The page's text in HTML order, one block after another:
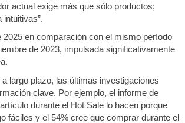
actual exige más que sólo productos;
en comparación con el mismo período
de 2023, impulsada significativamente
largo plazo, las últimas investigaciones
clave. Por ejemplo, el informe de
durante el Hot Sale lo hacen porque
fáciles y el 54% cree que comprar durante el
Terminals incrementa equipamiento para
2026
lleva mantenimiento predictivo al au
2026